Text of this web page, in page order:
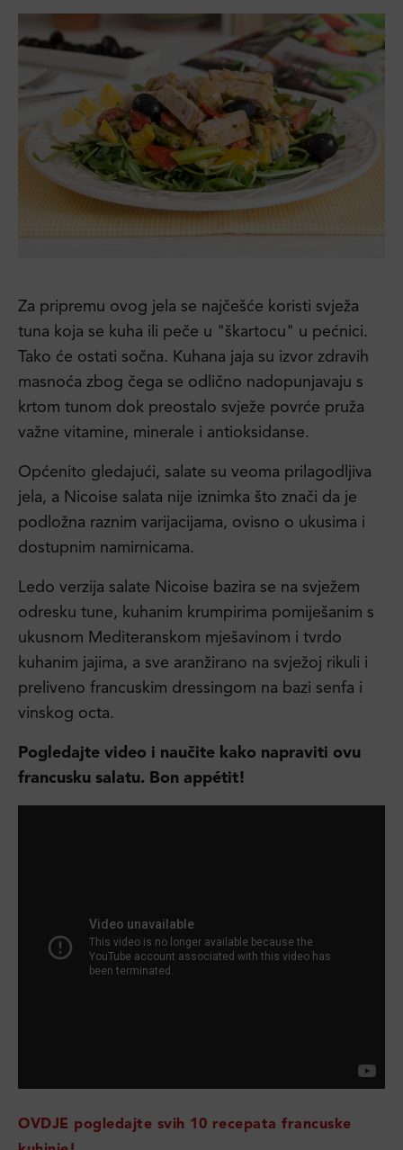
Za pripremu ovog jela se najčešće koristi svježa
tuna koja se kuha ili peče u "škartocu" u pećnici.
Tako će ostati sočna. Kuhana jaja su izvor zdravih
masnoća zbog čega se odlično nadopunjavaju s
krtom tunom dok preostalo svježe povrće pruža
važne vitamine, minerale i antioksidanse.
Općenito gledajući, salate su veoma prilagodljiva
jela, a Nicoise salata nije iznimka što znači da je
podložna raznim varijacijama, ovisno o ukusima i
dostupnim namirnicama.
Ledo verzija salate Nicoise bazira se na svježem
odresku tune, kuhanim krumpirima pomiješanim s
ukusnom Mediteranskom mješavinom i tvrdo
kuhanim jajima, a sve aranžirano na svježoj rikuli i
preliveno francuskim dressingom na bazi senfa i
vinskog octa.
Pogledajte video i naučite kako napraviti ovu
francusku salatu. Bon appétit!
OVDJE pogledajte svih 10 recepata francuske